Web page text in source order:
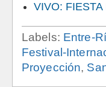
VIVO:
Labels: Entre-
Festival-
Proyección,